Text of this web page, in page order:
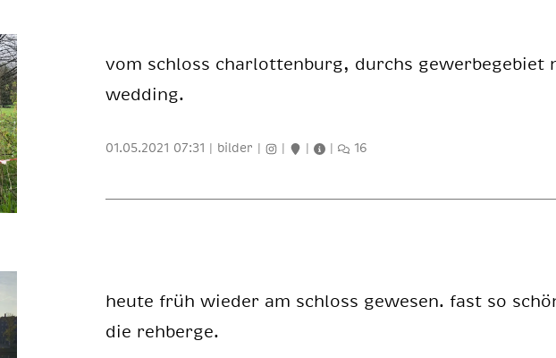
vom schloss char­lot­ten­burg, durchs ge­wer­be­ge­biet
wed­ding.
01.05.2021 07:31 | bilder | | | | 16
heu­te früh wie­der am schloss ge­we­sen. fast so
die reh­ber­ge.